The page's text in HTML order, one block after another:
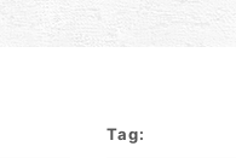
Tag: